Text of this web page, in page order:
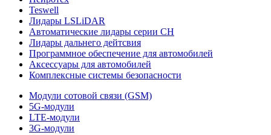
Teswell
Лидары LSLiDAR
Автоматические лидары серии CH
Лидары дальнего дейтсвия
Программное обеспечение для автомобилей
Аксессуары для автомобилей
Комплексные системы безопасности
Модули сотовой связи (GSM)
5G-модули
LTE-модули
3G-модули